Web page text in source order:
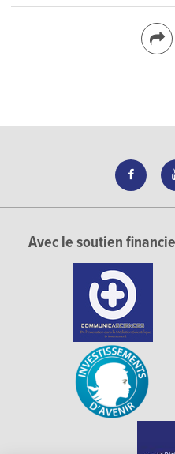
Avec le soutien